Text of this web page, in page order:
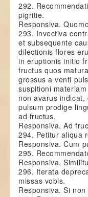
292.
pigritie.
Responsiva.
293. Invectiva
et subsequente
dilectionis flores
in eruptionis initio
fructus quos
grossus a venti
suspitioni
non avarus
pulsum prodige
ad fructus.
Responsiva. Ad
294. Petitur aliqua
Responsiva. Cum
295.
Responsiva.
296. Iterata
missas vobis.
Responsiva. Si